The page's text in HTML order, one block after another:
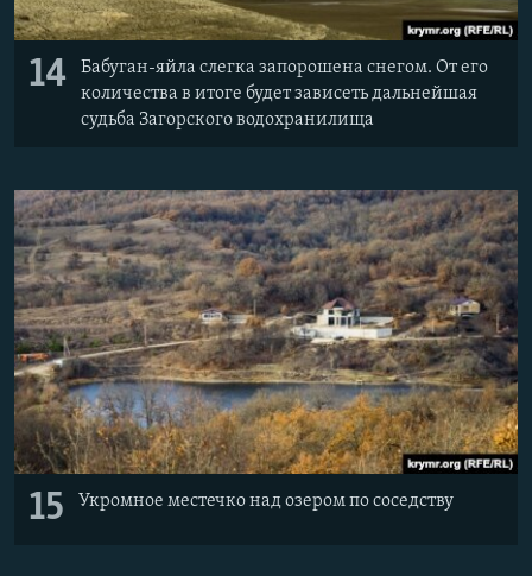
14
Бабуган-яйла слегка запорошена снегом. От его
количества в итоге будет зависеть дальнейшая
судьба Загорского водохранилища
15 Укромное местечко над озером по соседству